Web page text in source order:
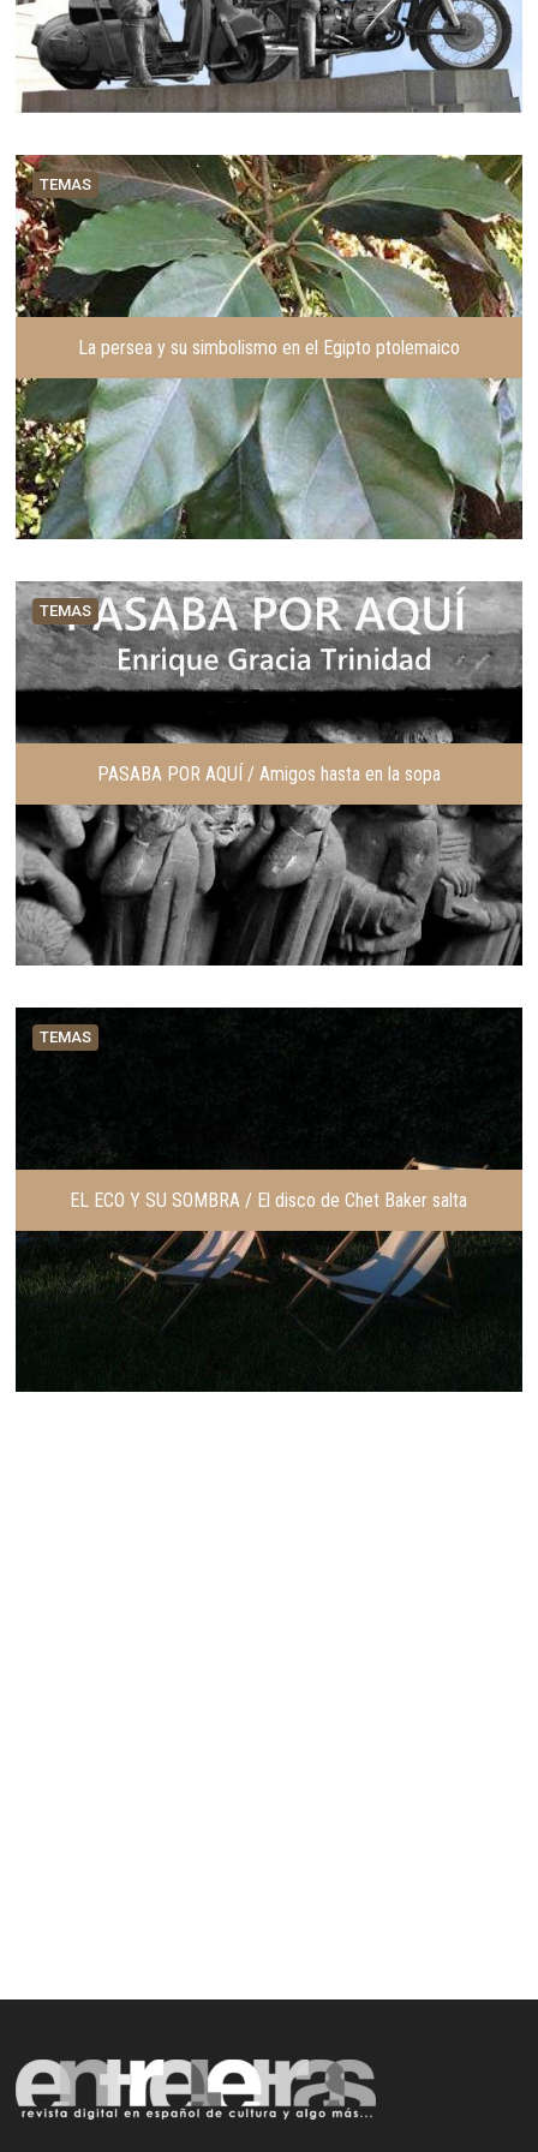
TEMAS
La persea y su simbolismo en el Egipto ptolemaico
TEMAS
PASABA POR AQUÍ / Amigos hasta en la sopa
TEMAS
EL ECO Y SU SOMBRA / El disco de Chet Baker salta